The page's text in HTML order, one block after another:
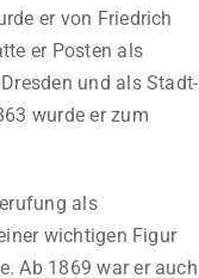
er von Friedrich
er Posten als
und als Stadt-
wurde er zum
als
wichtigen Figur
Ab 1869 war er auch